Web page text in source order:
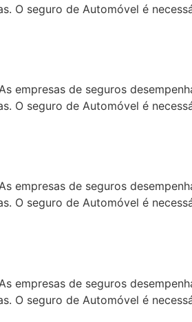
O seguro de Automóvel é
empresas de seguros
O seguro de Automóvel é
empresas de seguros
O seguro de Automóvel é
empresas de seguros
O seguro de Automóvel é